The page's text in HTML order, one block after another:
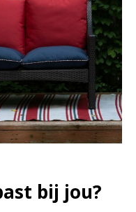
bij jou?